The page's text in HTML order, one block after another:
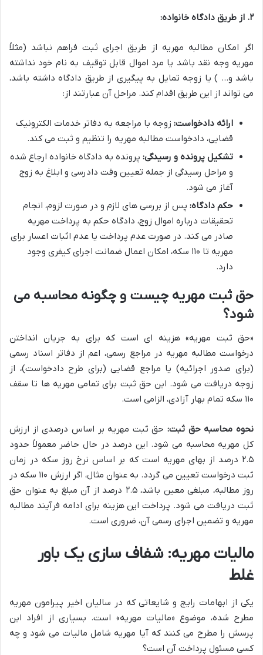
۲. از طریق دادگاه خانواده:
اگر امکان مطالبه مهریه از طریق اجرای ثبت فراهم نباشد (مثلاً
مهریه وجه نقد باشد یا مرد اموال قابل توقیف به نام خود نداشته
باشد و… ) یا زوجه تمایل به پیگیری از طریق دادگاه داشته باشد،
می تواند از این طریق اقدام کند. مراحل آن عبارتند از:
ارائه دادخواست: زوجه با مراجعه به دفاتر خدمات الکترونیک
قضایی، دادخواست مطالبه مهریه را تنظیم و ثبت می کند.
تشکیل پرونده و رسیدگی: پرونده به دادگاه خانواده ارجاع شده
و مراحل رسیدگی از جمله تعیین وقت دادرسی و ابلاغ به زوج
آغاز می شود.
حکم دادگاه: پس از بررسی های لازم و در صورت لزوم، انجام
تحقیقات درباره اموال زوج، دادگاه حکم به پرداخت مهریه
صادر می کند. در صورت عدم پرداخت یا عدم اثبات اعسار برای
مهریه تا ۱۱۰ سکه، امکان اعمال ضمانت اجرای کیفری وجود
دارد.
حق ثبت مهریه چیست و چگونه محاسبه می
شود؟
«حق ثبت مهریه» هزینه ای است که برای به جریان انداختن
درخواست مطالبه مهریه در مراجع رسمی، اعم از دفاتر اسناد رسمی
(برای صدور اجرائیه) یا مراجع قضایی (برای طرح دادخواست)، از
زوجه دریافت می شود. این حق ثبت برای تمامی مهریه ها تا سقف
۱۱۰ سکه تمام بهار آزادی، الزامی است.
نحوه محاسبه حق ثبت:حق ثبت مهریه بر اساس درصدی از ارزش
کل مهریه محاسبه می شود. این درصد در حال حاضر معمولاً حدود
۲.۵ درصد از بهای مهریه است که بر اساس نرخ روز سکه در زمان
ثبت درخواست تعیین می گردد. به عنوان مثال، اگر ارزش ۱۱۰ سکه در
روز مطالبه، مبلغی معین باشد، ۲.۵ درصد از آن مبلغ به عنوان حق
ثبت دریافت می شود. پرداخت این هزینه برای ادامه فرآیند مطالبه
مهریه و تضمین اجرای رسمی آن، ضروری است.
مالیات مهریه: شفاف سازی یک باور
غلط
یکی از ابهامات رایج و شایعاتی که در سالیان اخیر پیرامون مهریه
مطرح شده، موضوع «مالیات مهریه» است. بسیاری از افراد این
پرسش را مطرح می کنند که آیا مهریه شامل مالیات می شود و چه
کسی مسئول پرداخت آن است؟